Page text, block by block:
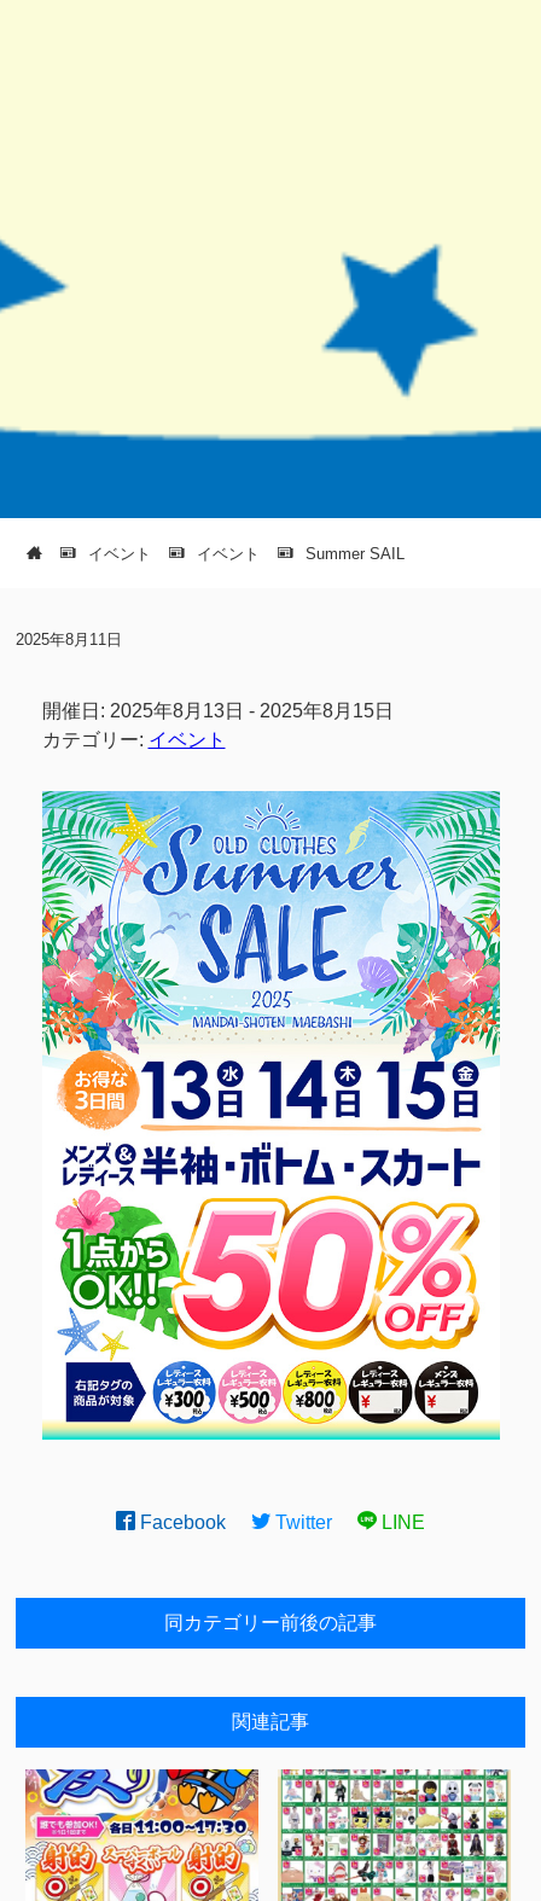
イベント イベント Summer SAIL
2025年8月11日
開催日: 2025年8月13日 - 2025年8月15日
カテゴリー: イベント
Facebook Twitter LINE
同カテゴリー前後の記事
関連記事